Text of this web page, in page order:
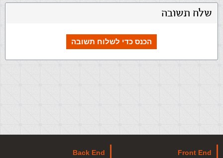
שלח תשובה
הכנס כדי לשלוח תשובה
Front End
Back End